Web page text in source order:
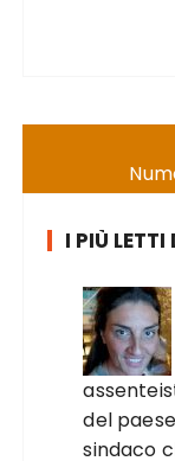
I PIÙ
del
sindaco